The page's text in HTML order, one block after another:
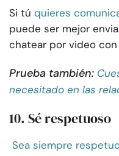
Si tú quieres
puede ser mejor
chatear por video con
Prueba también:
necesitado en las
10. Sé respetuoso
Sea siempre